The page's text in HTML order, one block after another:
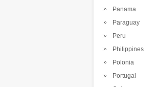
Panama
Paraguay
Peru
Philippines
Polonia
Portugal